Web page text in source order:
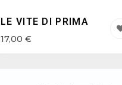
LE VITE DI PRIMA
17,00 €